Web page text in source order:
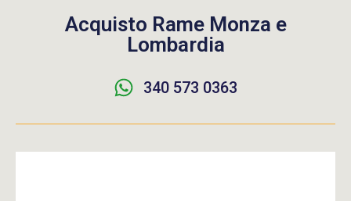
Acquisto Rame Monza e
Lombardia
340 573 0363